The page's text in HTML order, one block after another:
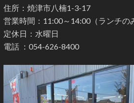
住所：焼津市八楠1-3-17
営業時間：11:00～14:00（ランチの
定休日：水曜日
電話 ： 054-626-8400